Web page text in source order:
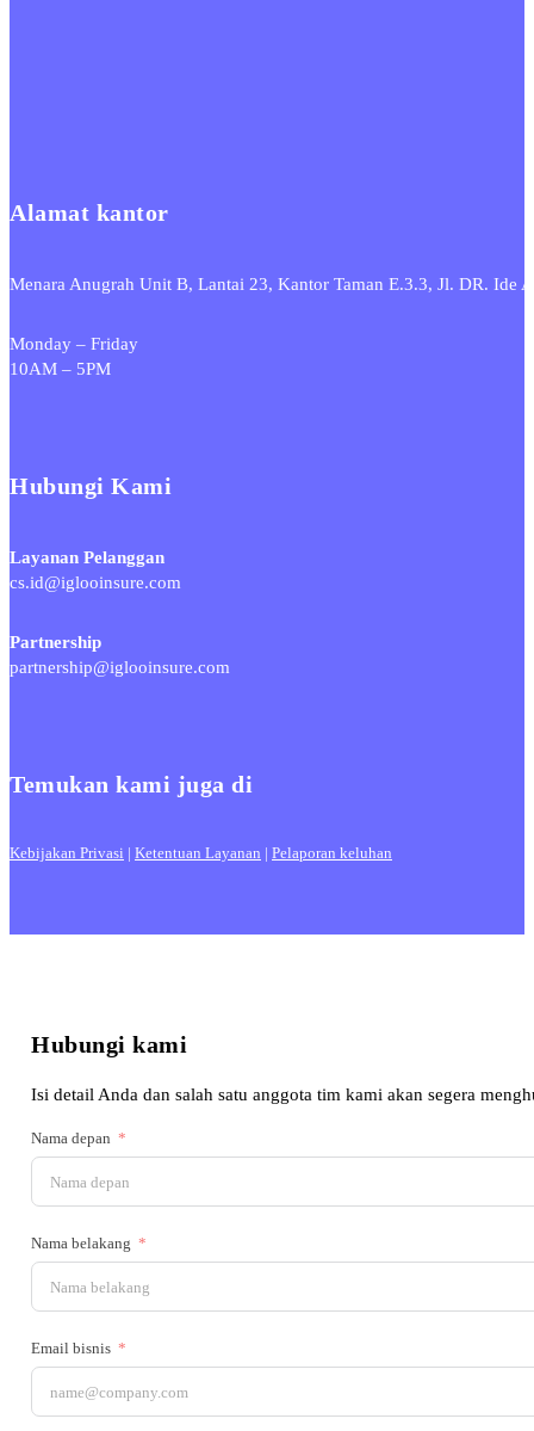
Alamat kantor
Menara Anugrah Unit B, Lantai 23, Kantor Taman E.3.3, Jl. DR. Ide
Monday – Friday
10AM – 5PM
Hubungi Kami
Layanan Pelanggan
cs.id@iglooinsure.com
Partnership
partnership@iglooinsure.com
Temukan kami juga di
Kebijakan Privasi | Ketentuan Layanan | Pelaporan keluhan
Hubungi kami
Isi detail Anda dan salah satu anggota tim kami akan segera
Nama depan
Nama belakang
Email bisnis